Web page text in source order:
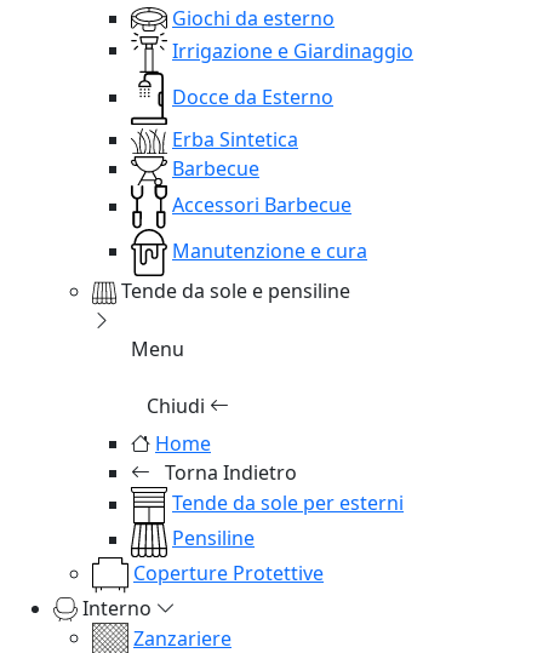
Giochi da esterno
Irrigazione e Giardinaggio
Docce da Esterno
Erba Sintetica
Barbecue
Accessori Barbecue
Manutenzione e cura
Tende da sole e pensiline
Menu
Chiudi
Home
Torna Indietro
Tende da sole per esterni
Pensiline
Coperture Protettive
Interno
Zanzariere